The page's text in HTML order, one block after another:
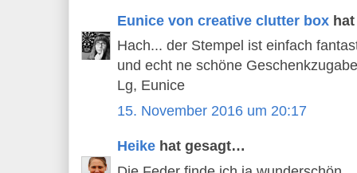
Eunice von creative clutter box
Hach... der Stempel ist einfach
und echt ne schöne
Lg, Eunice
15. November 2016 um 20:17
Heike hat gesagt…